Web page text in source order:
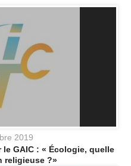
2019
GAIC : « Écologie, quelle
religieuse ?»